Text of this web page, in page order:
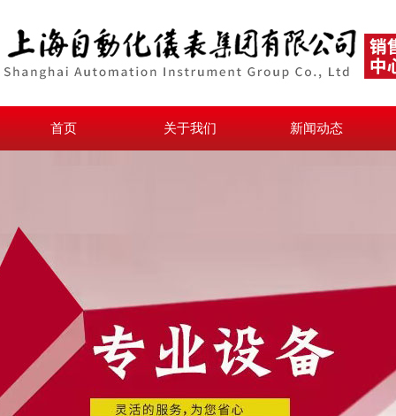
首页 关于我们 新闻动态